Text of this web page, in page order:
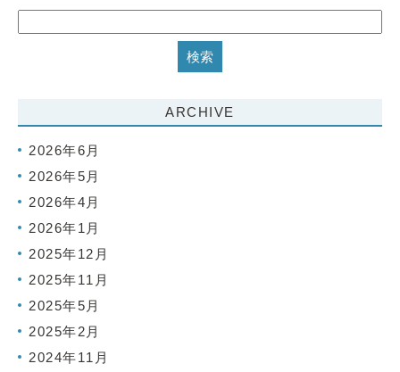
ARCHIVE
2026年6月
2026年5月
2026年4月
2026年1月
2025年12月
2025年11月
2025年5月
2025年2月
2024年11月